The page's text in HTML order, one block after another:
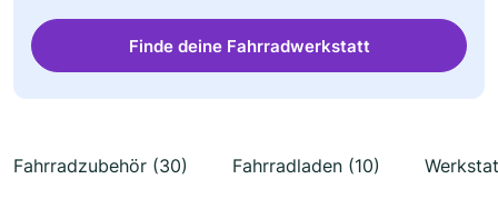
Finde deine Fahrradwerkstatt
Fahrradzubehör (30) Fahrradladen (10)